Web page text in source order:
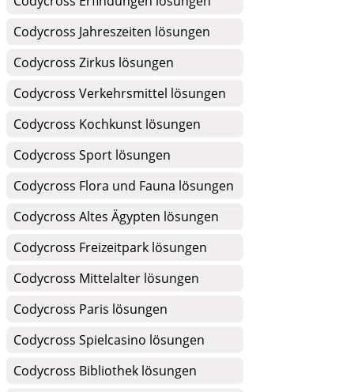
Codycross Jahreszeiten lösungen
Codycross Zirkus lösungen
Codycross Verkehrsmittel lösungen
Codycross Kochkunst lösungen
Codycross Sport lösungen
Codycross Flora und Fauna lösungen
Codycross Altes Ägypten lösungen
Codycross Freizeitpark lösungen
Codycross Mittelalter lösungen
Codycross Paris lösungen
Codycross Spielcasino lösungen
Codycross Bibliothek lösungen